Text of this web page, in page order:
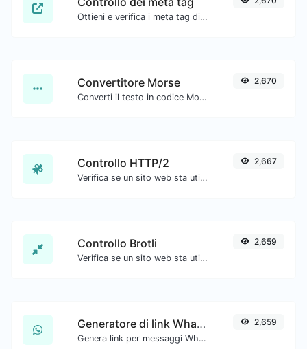
Ottieni e verifica i meta tag di qualsiasi sito web.
Convertitore Morse
Converti il testo in codice Morse e viceversa per qualsiasi stringa di input.
2,670
Controllo HTTP/2
Verifica se un sito web sta utilizzando il nuovo protocollo HTTP/2.
2,667
Controllo Brotli
Verifica se un sito web sta utilizzando l'algoritmo di compressione Brotli.
2,659
Generatore di link WhatsApp
Genera link per messaggi WhatsApp con facilità.
2,659